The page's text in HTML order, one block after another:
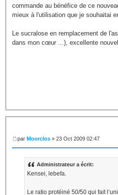
commande au bénéfice de ce
mieux à l'utilisation que je souhaitai
Le sucralose en remplacement de
dans mon cœur ...), excellente
parMoorclos » 23 Oct 2009 02:47
Administrateur a écrit:
Kensei, lebefa.
Le ratio protéiné 50/50 qui fait